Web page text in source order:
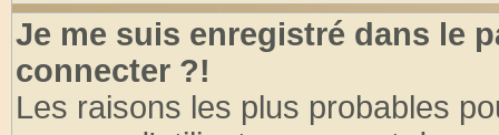
Je me suis enregistré dans le
connecter ?!
Les raisons les plus probables